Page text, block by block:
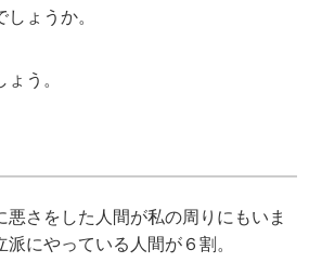
ょうか。
う。
悪さをした人間が私の周りにもいま
にやっている人間が６割。